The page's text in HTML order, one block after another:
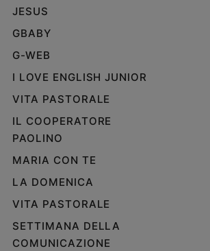
JESUS
GBABY
G-WEB
I LOVE ENGLISH JUNIOR
VITA PASTORALE
IL COOPERATORE
PAOLINO
MARIA CON TE
LA DOMENICA
VITA PASTORALE
SETTIMANA DELLA
COMUNICAZIONE